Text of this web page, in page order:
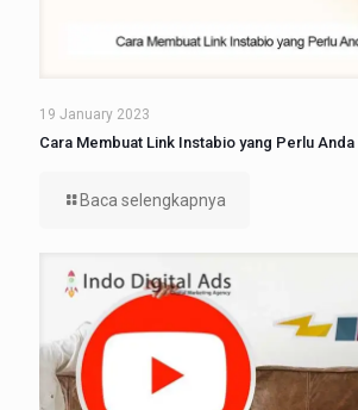
19 January 2023
Cara Membuat Link Instabio yang Perlu Anda
Baca selengkapnya